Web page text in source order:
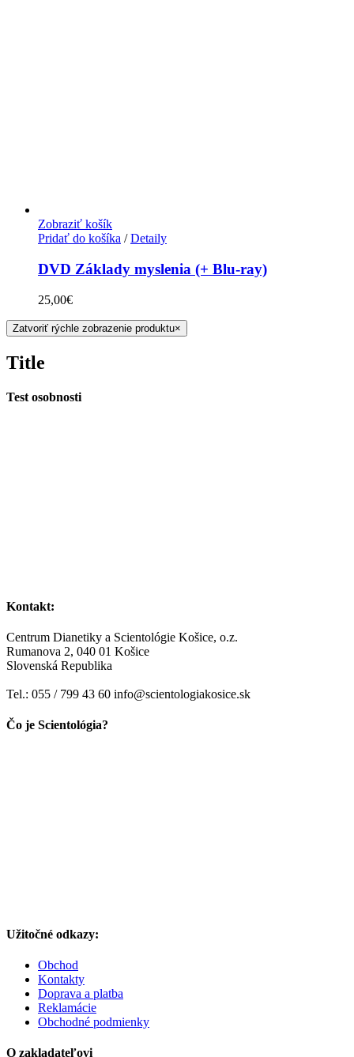
Zobraziť košík
Pridať do košíka / Detaily
DVD Základy myslenia (+ Blu-ray)
25,00€
Zatvoriť rýchle zobrazenie produktu×
Title
Test osobnosti
Kontakt:
Centrum Dianetiky a Scientológie Košice, o.z.
Rumanova 2, 040 01 Košice
Slovenská Republika
Tel.: 055 / 799 43 60 info@scientologiakosice.sk
Čo je Scientológia?
Užitočné odkazy:
Obchod
Kontakty
Doprava a platba
Reklamácie
Obchodné podmienky
O zakladateľovi